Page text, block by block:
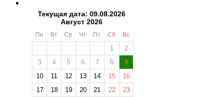
Текущая дата: 09.08.2026
Август 2026
Пн Вт Ср Чт Пт Сб Вс
1
2
3
4 5 6 7 8
9
10
11 12 13 14 15
16
17
18 19 20 21 22
23